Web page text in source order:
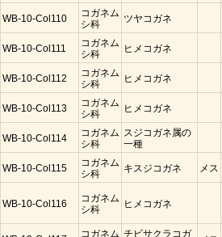
WB-10-Col110
コガネム
シ科
ツヤコガネ
WB-10-Col111
コガネム
シ科
ヒメコガネ
WB-10-Col112
コガネム
シ科
ヒメコガネ
WB-10-Col113
コガネム
シ科
ヒメコガネ
WB-10-Col114
コガネム
シ科
スジコガネ属の
一種
WB-10-Col115
コガネム
シ科
キスジコガネ メス
WB-10-Col116
コガネム
シ科
ヒメコガネ
コガネム チビサクラコガ